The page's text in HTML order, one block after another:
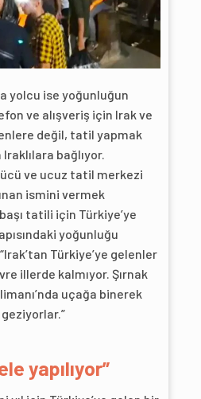
yolcu ise yoğunluğun
ve alışveriş için Irak ve
değil, tatil yapmak
bağlıyor.
ve ucuz tatil merkezi
ismini vermek
tatili için Türkiye’ye
yoğunluğu
Türkiye’ye gelenler
illerde kalmıyor. Şırnak
uçağa binerek
yapılıyor”